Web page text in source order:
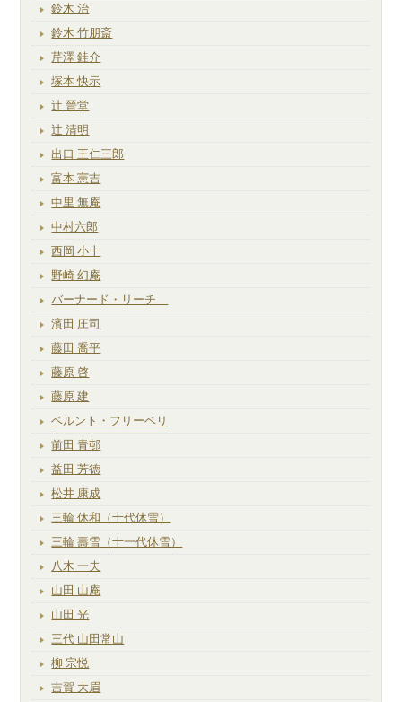
鈴木 治
鈴木 竹朋斎
芹澤 銈介
塚本 快示
辻 晉堂
辻 清明
出口 王仁三郎
富本 憲吉
中里 無庵
中村六郎
西岡 小十
野崎 幻庵
バーナード・リーチ
濱田 庄司
藤田 喬平
藤原 啓
藤原 建
ベルント・フリーベリ
前田 青邨
益田 芳徳
松井 康成
三輪 休和（十代休雪）
三輪 壽雪（十一代休雪）
八木 一夫
山田 山庵
山田 光
三代 山田常山
柳 宗悦
吉賀 大眉